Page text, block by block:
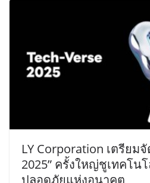
LY Corporation เตรียม
2025” ครั้งใหญ่ชูเทคโน